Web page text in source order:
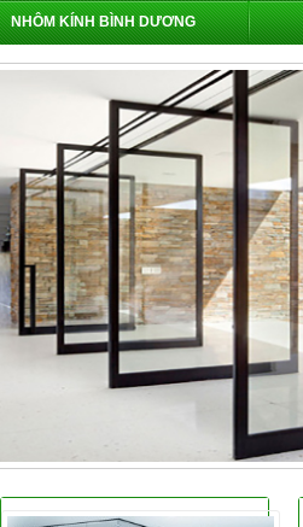
NHÔM KÍNH BÌNH DƯƠNG